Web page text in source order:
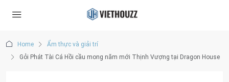
Home
Ẩm thực và giải trí
Gỏi Phát Tài Cá Hồi cầu mong năm mới Thịnh Vượng tại Dragon House